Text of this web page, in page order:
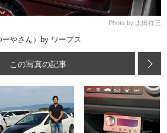
Photo by 太田祥三
ーやさん）by ワープス
この写真の記事